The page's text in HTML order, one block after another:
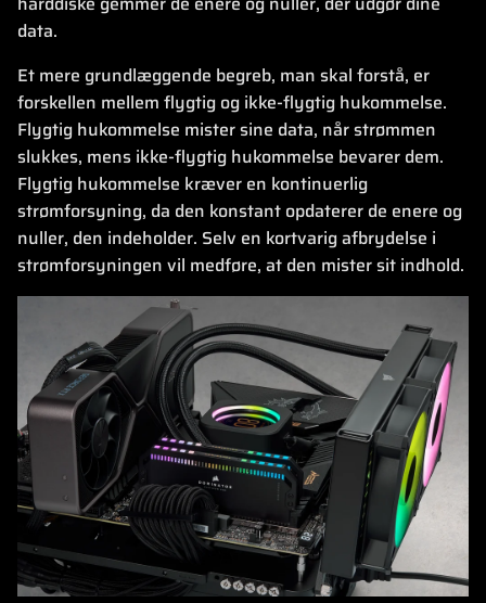
data.
Et mere grundlæggende begreb, man skal forstå, er
forskellen mellem flygtig og ikke-flygtig hukommelse.
Flygtig hukommelse mister sine data, når strømmen
slukkes, mens ikke-flygtig hukommelse bevarer dem.
Flygtig hukommelse kræver en kontinuerlig
strømforsyning, da den konstant opdaterer de enere og
nuller, den indeholder. Selv en kortvarig afbrydelse i
strømforsyningen vil medføre, at den mister sit indhold.